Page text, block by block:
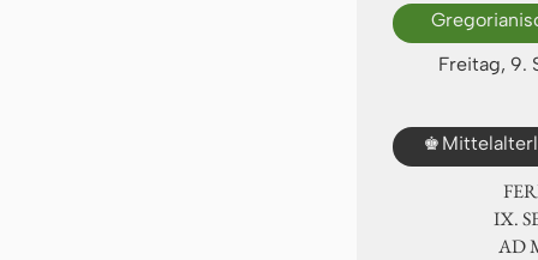
Freitag, 9.
♚
Ⅸ.
AD